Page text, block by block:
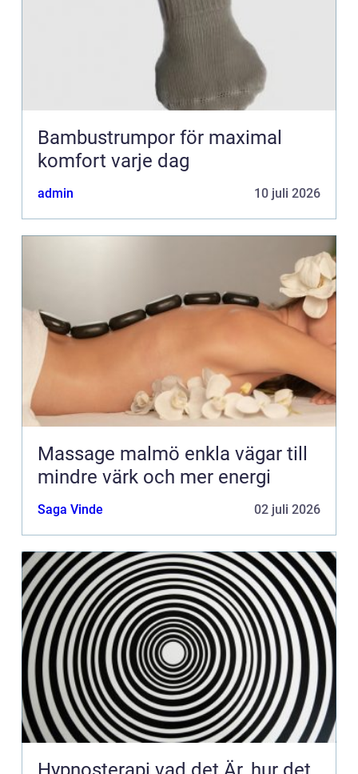
Bambustrumpor för maximal
komfort varje dag
admin 10 juli 2026
Massage malmö enkla vägar till
mindre värk och mer energi
Saga Vinde 02 juli 2026